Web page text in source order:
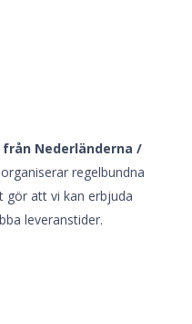
Nederländerna /
regelbundna
gör att vi kan erbjuda
leveranstider.